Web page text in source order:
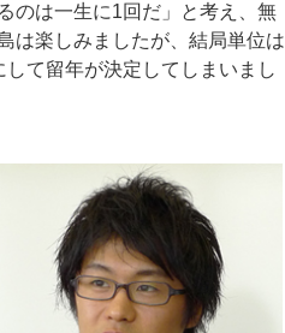
のは一生に1回だ」と考え、無
は楽しみましたが、結局単位は
て留年が決定してしまいまし